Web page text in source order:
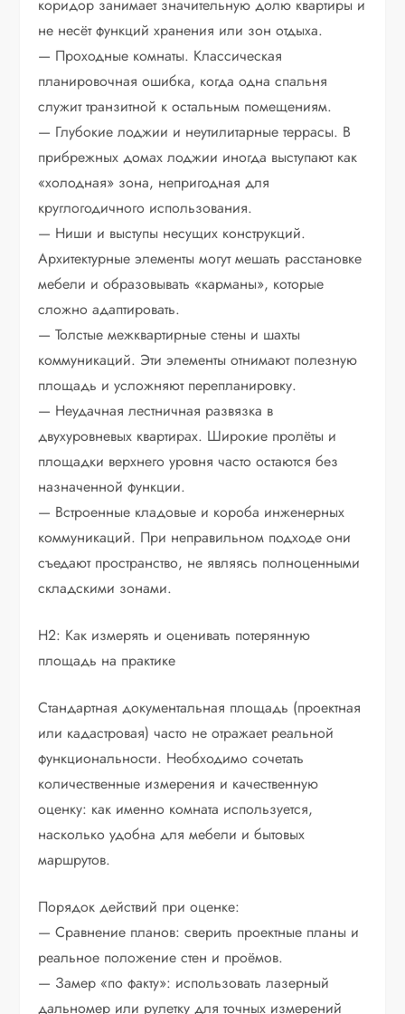
коридор занимает значительную долю квартиры и
не несёт функций хранения или зон отдыха.
— Проходные комнаты. Классическая
планировочная ошибка, когда одна спальня
служит транзитной к остальным помещениям.
— Глубокие лоджии и неутилитарные террасы. В
прибрежных домах лоджии иногда выступают как
«холодная» зона, непригодная для
круглогодичного использования.
— Ниши и выступы несущих конструкций.
Архитектурные элементы могут мешать расстановке
мебели и образовывать «карманы», которые
сложно адаптировать.
— Толстые межквартирные стены и шахты
коммуникаций. Эти элементы отнимают полезную
площадь и усложняют перепланировку.
— Неудачная лестничная развязка в
двухуровневых квартирах. Широкие пролёты и
площадки верхнего уровня часто остаются без
назначенной функции.
— Встроенные кладовые и короба инженерных
коммуникаций. При неправильном подходе они
съедают пространство, не являясь полноценными
складскими зонами.
H2: Как измерять и оценивать потерянную
площадь на практике
Стандартная документальная площадь (проектная
или кадастровая) часто не отражает реальной
функциональности. Необходимо сочетать
количественные измерения и качественную
оценку: как именно комната используется,
насколько удобна для мебели и бытовых
маршрутов.
Порядок действий при оценке:
— Сравнение планов: сверить проектные планы и
реальное положение стен и проёмов.
— Замер «по факту»: использовать лазерный
дальномер или рулетку для точных измерений